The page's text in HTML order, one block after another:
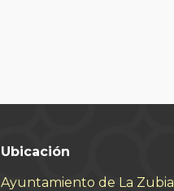
Ubicación
Ayuntamiento de La Zubia